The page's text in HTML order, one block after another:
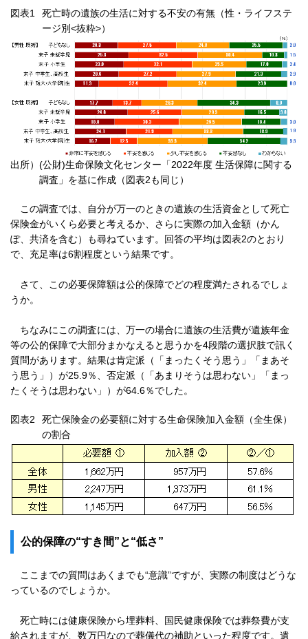
図表1
死亡時の遺族の生活に対する不安の有無（性・ライフステ
ージ別<抜粋>）
出所） (公財)生命保険文化センター「2022年度 生活保障に関する
調査」を基に作成（図表2も同じ）
この調査では、自分が万一のときの遺族の生活資金として死亡
保険金がいくら必要と考えるか、さらに実際の加入金額（かん
ぽ、共済を含む）も尋ねています。回答の平均は図表2のとおり
で、充足率は6割程度という結果です。
さて、この必要保障額は公的保障でどの程度満たされるでしょ
うか。
ちなみにこの調査には、万一の場合に遺族の生活費が遺族年金
等の公的保障で大部分まかなえると思うかを4段階の選択肢で訊く
質問があります。結果は肯定派（「まったくそう思う」「まあそ
う思う」）が25.9％、否定派（「あまりそうは思わない」「まっ
たくそうは思わない」）が64.6％でした。
図表2
死亡保険金の必要額に対する生命保険加入金額（全生保）
の割合
公的保障の“すき間”と“低さ”
ここまでの質問はあくまでも“意識”ですが、実際の制度はどうな
っているのでしょうか。
死亡時には健康保険から埋葬料、国民健康保険では葬祭費が支
給されますが、数万円なので葬儀代の補助といった程度です。遺